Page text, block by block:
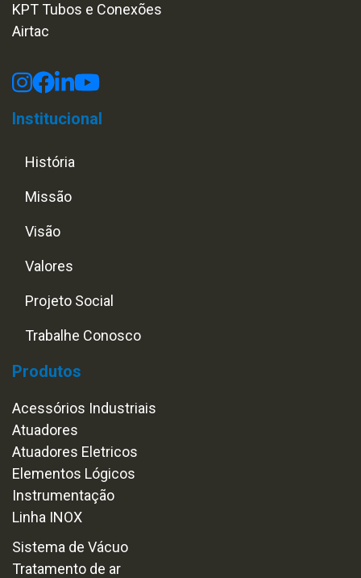
KPT Tubos e Conexões
Airtac
Institucional
História
Missão
Visão
Valores
Projeto Social
Trabalhe Conosco
Produtos
Acessórios Industriais
Atuadores
Atuadores Eletricos
Elementos Lógicos
Instrumentação
Linha INOX
Sistema de Vácuo
Tratamento de ar